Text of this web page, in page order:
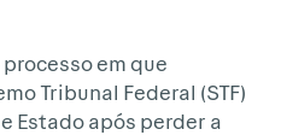
em que
Tribunal Federal (STF)
Estado após perder a